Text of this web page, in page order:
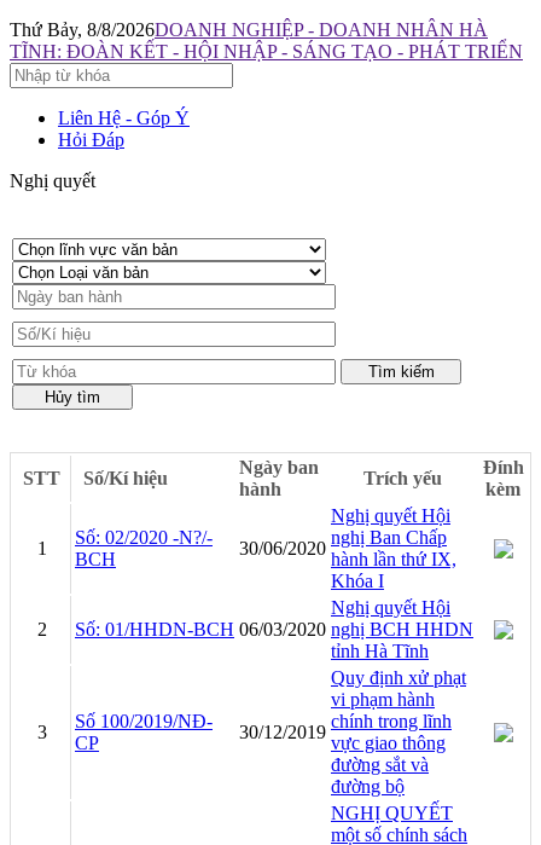
Thứ Bảy, 8/8/2026DOANH NGHIỆP - DOANH NHÂN HÀ
TĨNH: ĐOÀN KẾT - HỘI NHẬP - SÁNG TẠO - PHÁT TRIỂN
Liên Hệ - Góp Ý
Hỏi Đáp
Nghị quyết
STT Số/Kí hiệu
Ngày ban
hành
Trích yếu
Đính
kèm
1
Số: 02/2020 -N?/-
BCH
30/06/2020
Nghị quyết Hội
nghị Ban Chấp
hành lần thứ IX,
Khóa I
2 Số: 01/HHDN-BCH 06/03/2020
Nghị quyết Hội
nghị BCH HHDN
tỉnh Hà Tĩnh
3
Số 100/2019/NĐ-
CP
30/12/2019
Quy định xử phạt
vi phạm hành
chính trong lĩnh
vực giao thông
đường sắt và
đường bộ
NGHỊ QUYẾT
một số chính sách